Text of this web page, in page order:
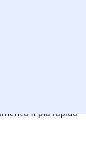
il più rapido